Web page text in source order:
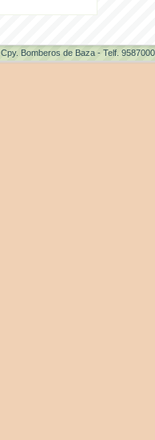
. Cpy. Bomberos de Baza - Telf.